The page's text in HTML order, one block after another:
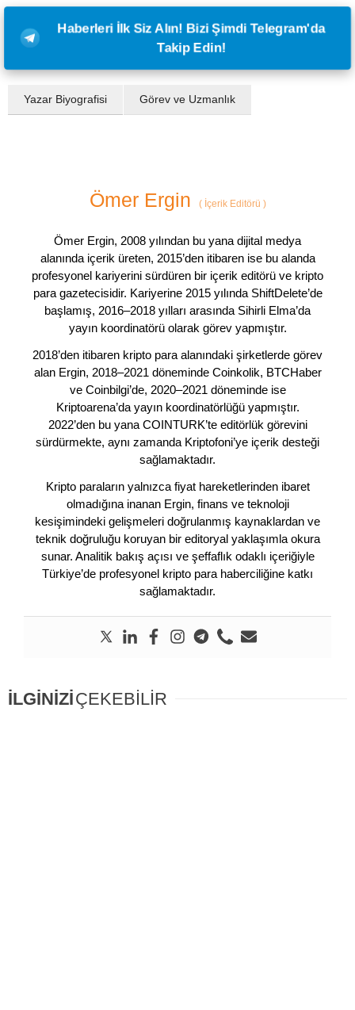
Haberleri İlk Siz Alın! Bizi Şimdi Telegram'da
Takip Edin!
Yazar Biyografisi Görev ve Uzmanlık
Ömer Ergin (İçerik Editörü )
Ömer Ergin, 2008 yılından bu yana dijital medya
alanında içerik üreten, 2015’den itibaren ise bu alanda
profesyonel kariyerini sürdüren bir içerik editörü ve kripto
para gazetecisidir. Kariyerine 2015 yılında ShiftDelete’de
başlamış, 2016–2018 yılları arasında Sihirli Elma’da
yayın koordinatörü olarak görev yapmıştır.
2018’den itibaren kripto para alanındaki şirketlerde görev
alan Ergin, 2018–2021 döneminde Coinkolik, BTCHaber
ve Coinbilgi’de, 2020–2021 döneminde ise
Kriptoarena’da yayın koordinatörlüğü yapmıştır.
2022’den bu yana COINTURK’te editörlük görevini
sürdürmekte, aynı zamanda Kriptofoni’ye içerik desteği
sağlamaktadır.
Kripto paraların yalnızca fiyat hareketlerinden ibaret
olmadığına inanan Ergin, finans ve teknoloji
kesişimindeki gelişmeleri doğrulanmış kaynaklardan ve
teknik doğruluğu koruyan bir editoryal yaklaşımla okura
sunar. Analitik bakış açısı ve şeffaflık odaklı içeriğiyle
Türkiye’de profesyonel kripto para haberciliğine katkı
sağlamaktadır.
İLGİNİZİÇEKEBİLİR